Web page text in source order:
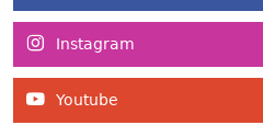
Instagram
Youtube